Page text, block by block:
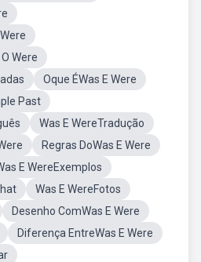
Were
Oque ÉWas E Were
Past
Was E WereTradução
Regras DoWas E Were
E WereExemplos
Was E WereFotos
Desenho ComWas E Were
Diferença EntreWas E Were